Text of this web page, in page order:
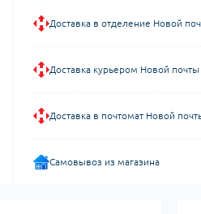
Доставка в отделение Новой
Доставка курьером Новой почты
Доставка в почтомат Новой
Самовывоз из магазина